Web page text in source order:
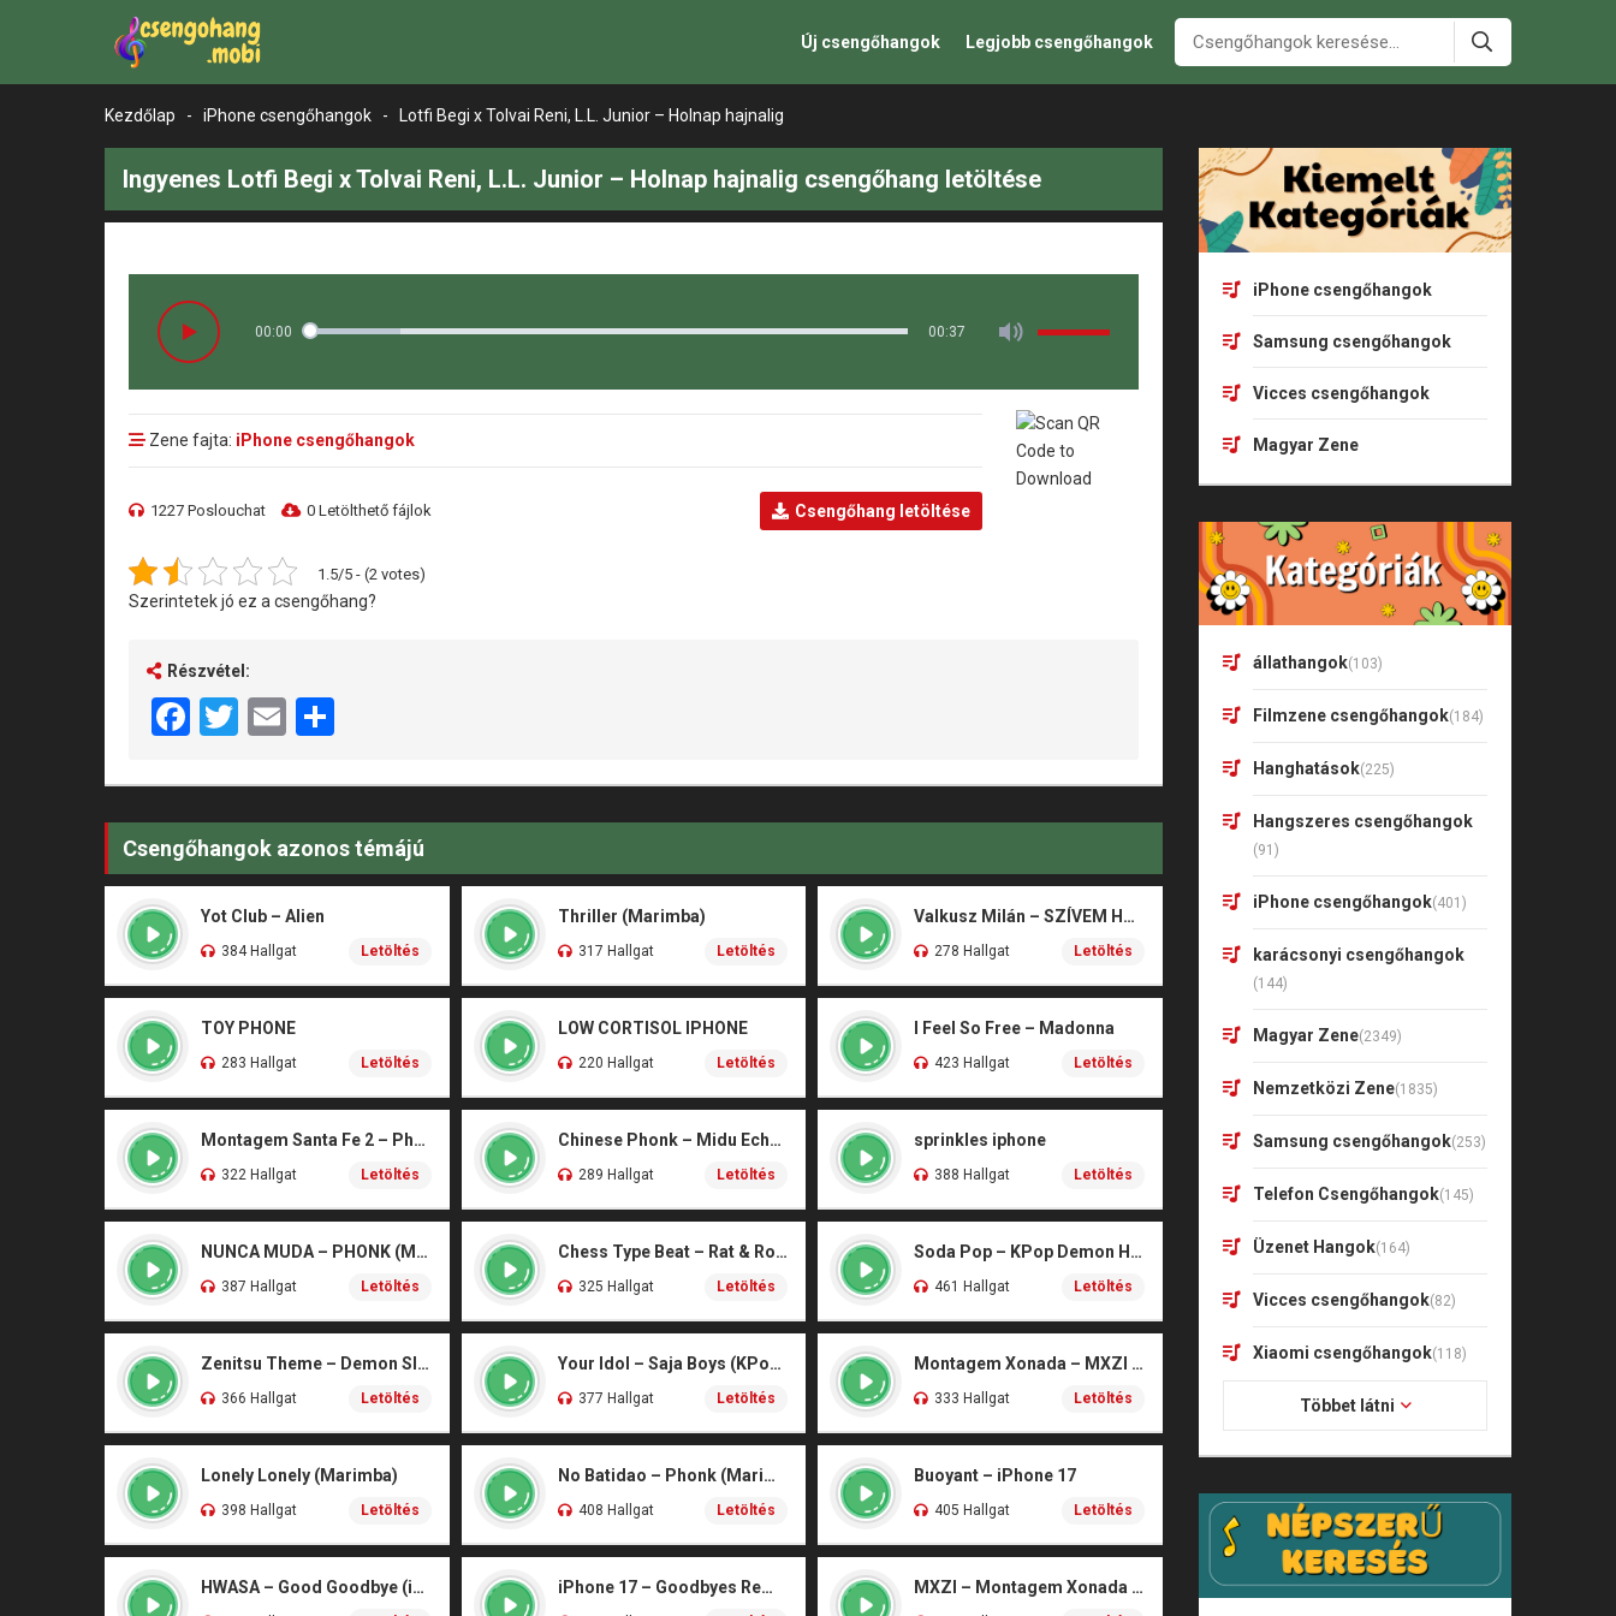
Új csengőhangok Legjobb csengőhangok
Kezdőlap - iPhone csengőhangok - Lotfi Begi x Tolvai Reni, L.L. Junior – Holnap hajnalig
Ingyenes Lotfi Begi x Tolvai Reni, L.L. Junior – Holnap hajnalig csengőhang letöltése
00:00 00:37
Zene fajta: iPhone csengőhangok
1227 Poslouchat 0 Letölthető fájlok Csengőhang letöltése
1.5/5 - (2 votes)
Szerintetek jó ez a csengőhang?
Részvétel:
Facebook
Twitter
Email
Csengőhangok azonos témájú
Yot Club – Alien
384 Hallgat Letöltés
Thriller (Marimba)
317 Hallgat Letöltés
Valkusz Milán – SZÍVEM HALK SZAVA
278 Hallgat Letöltés
TOY PHONE
283 Hallgat Letöltés
LOW CORTISOL IPHONE
220 Hallgat Letöltés
I Feel So Free – Madonna
423 Hallgat Letöltés
Montagem Santa Fe 2 – Phonk (iPhone)
322 Hallgat Letöltés
Chinese Phonk – Midu Echoing (Marimba)
289 Hallgat Letöltés
sprinkles iphone
388 Hallgat Letöltés
NUNCA MUDA – PHONK (Marimba)
387 Hallgat Letöltés
Chess Type Beat – Rat & Roblox Dance (iPhone)
325 Hallgat Letöltés
Soda Pop – KPop Demon Hunters (Marimba)
461 Hallgat Letöltés
Zenitsu Theme – Demon Slayer (Marimba)
366 Hallgat Letöltés
Your Idol – Saja Boys (KPop Demon Hunters iPhone)
377 Hallgat Letöltés
Montagem Xonada – MXZI (iPhone)
333 Hallgat Letöltés
Lonely Lonely (Marimba)
398 Hallgat Letöltés
No Batidao – Phonk (Marimba)
408 Hallgat Letöltés
Buoyant – iPhone 17
405 Hallgat Letöltés
HWASA – Good Goodbye (iPhone) iPhone 17 – Goodbyes Remix MXZI – Montagem Xonada (iPhone)
iPhone csengőhangok
Samsung csengőhangok
Vicces csengőhangok
Magyar Zene
állathangok(103)
Filmzene csengőhangok(184)
Hanghatások(225)
Hangszeres csengőhangok
(91)
iPhone csengőhangok(401)
karácsonyi csengőhangok
(144)
Magyar Zene(2349)
Nemzetközi Zene(1835)
Samsung csengőhangok(253)
Telefon Csengőhangok(145)
Üzenet Hangok(164)
Vicces csengőhangok(82)
Xiaomi csengőhangok(118)
Többet látni